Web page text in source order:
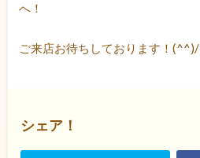
へ！
ご来店お待ちしております！(^^)/
シェア！